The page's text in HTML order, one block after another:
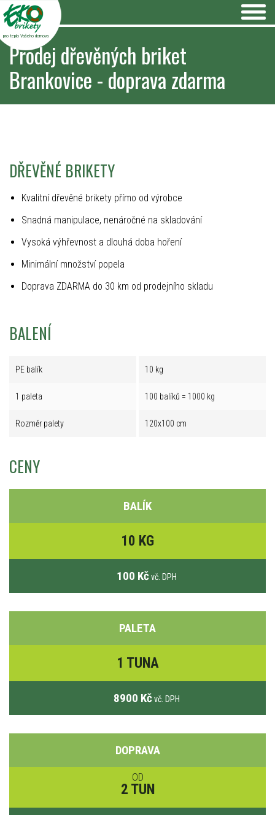
pro teplo Vašeho domova
Prodej dřevěných briket
Brankovice - doprava zdarma
DŘEVĚNÉ BRIKETY
Kvalitní dřevěné brikety přímo od výrobce
Snadná manipulace, nenáročné na skladování
Vysoká výhřevnost a dlouhá doba hoření
Minimální množství popela
Doprava ZDARMA do 30 km od prodejního skladu
BALENÍ
PE balík 10 kg
1 paleta 100 balíků = 1000 kg
Rozměr palety 120x100 cm
CENY
BALÍK
10 KG
100 Kč vč. DPH
PALETA
1 TUNA
8900 Kč vč. DPH
DOPRAVA
OD
2 TUN